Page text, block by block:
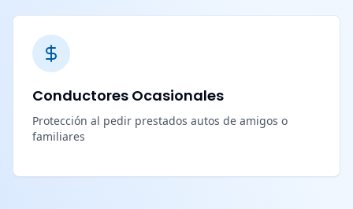
Conductores Ocasionales
Protección al pedir prestados autos de amigos o
familiares